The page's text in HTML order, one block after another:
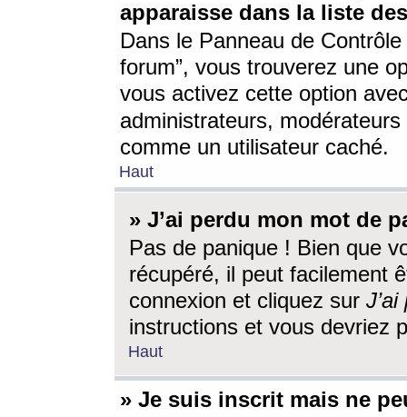
apparaisse dans la liste
Dans le Panneau de
forum”, vous trouverez une
vous activez cette option
administrateurs,
comme un utilisateur caché.
Haut
» J’ai perdu mon mot de
Pas de panique ! Bien que
récupéré, il peut facilement
connexion et cliquez sur
instructions et vous devriez
Haut
» Je suis inscrit mais ne